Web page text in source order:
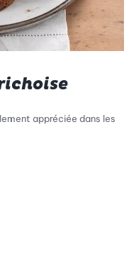
appréciée dans les